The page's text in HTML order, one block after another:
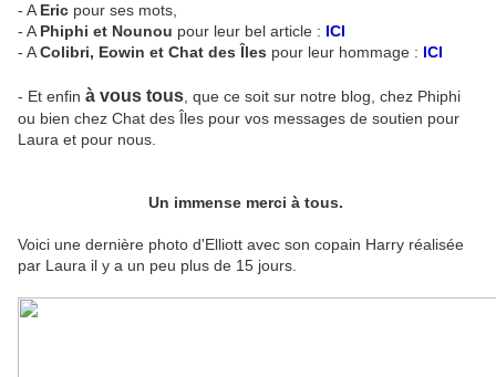
- A Eric pour ses mots,
- A Phiphi et Nounou pour leur bel article : ICI
- AColibri, Eowin et Chat des Îles pour leur hommage : ICI
- Et enfin à vous tous , que ce soit sur notre blog, chez Phiphi
ou bien chez Chat des Îles pour vos messages de soutien pour
Laura et pour nous.
Un immense merci à tous.
Voici une dernière photo d'Elliott avec son copain Harry réalisée
par Laura il y a un peu plus de 15 jours.